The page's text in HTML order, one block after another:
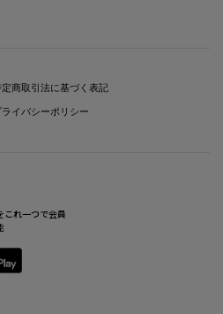
商取引法に基づく表記
ライバシーポリシー
これ一つで会員